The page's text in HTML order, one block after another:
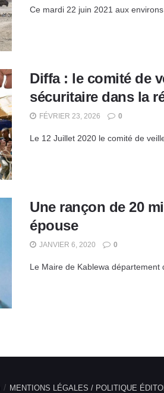
Ce mardi 22 juin 2021 aux
Diffa : le comité de
sécuritaire dans la
FÉVRIER 23, 2026 0
Le 12 Juillet 2020 le comité de
Une rançon de 20
épouse
JANVIER 6, 2020 0
Le Maire de Kablewa département
MENTIONS LÉGALES / POLITIQUE